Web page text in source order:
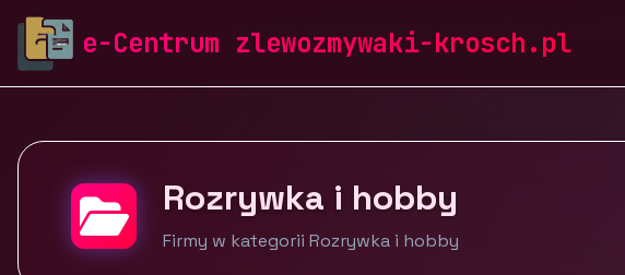
e-Centrum zlewozmywaki-krosch.pl
zlewozmywaki-krosch.pl Firmy Edukacja, kultura i rozrywka
Rozrywka i hobby
Firmy w kategorii Rozrywka i hobby